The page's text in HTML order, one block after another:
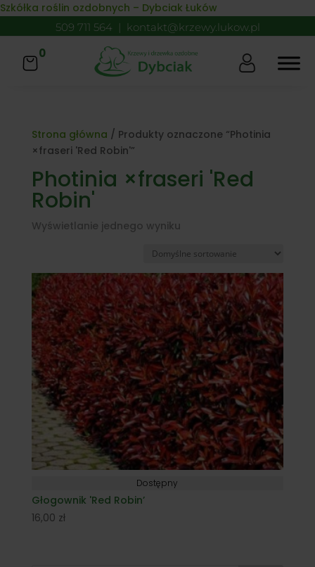
Skip to content
Szkółka roślin ozdobnych – Dybciak Łuków
509 711 564 | kontakt@krzewy.lukow.pl
0
Strona główna / Produkty oznaczone “Photinia
×fraseri 'Red Robin'”
Photinia ×fraseri 'Red
Robin'
Wyświetlanie jednego wyniku
Dostępny
Głogownik 'Red Robin’
16,00 zł